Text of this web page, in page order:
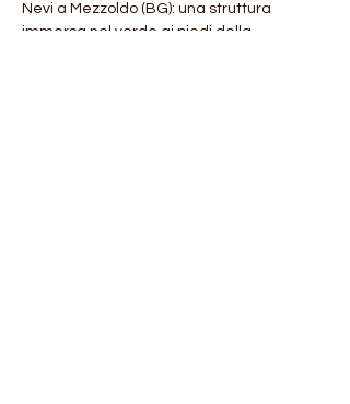
Nevi a Mezzoldo (BG): una struttura
immersa nel verde ai piedi della